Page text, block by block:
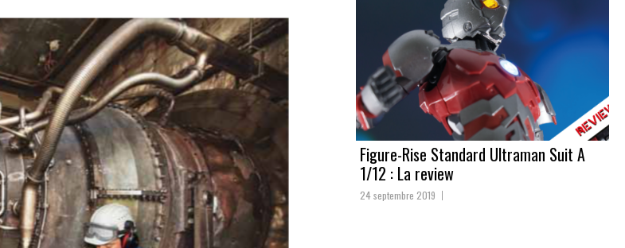
Figure-Rise Standard Ultraman Suit A
1/12 : La review
24 septembre 2019